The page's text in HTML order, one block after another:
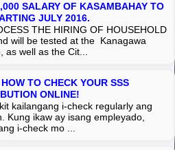
SALARY OF KASAMBAHAY TO
JULY 2016.
THE HIRING OF HOUSEHOLD
will be tested at the Kanagawa
as well as the Cit...
TO CHECK YOUR SSS
ONLINE!
kailangang i-check regularly ang
Kung ikaw ay isang empleyado,
i-check mo ...